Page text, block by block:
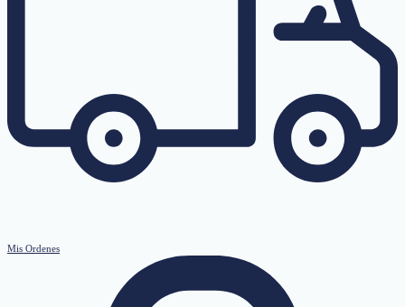
Mis Ordenes